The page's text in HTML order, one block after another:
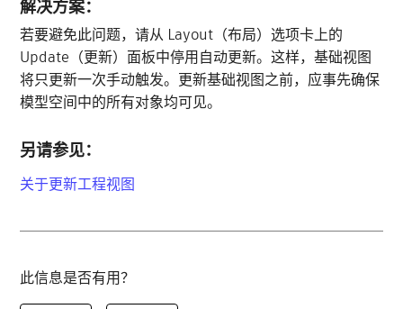
解决方案：
若要避免此问题，请从 Layout（布局）选项卡上的
Update（更新）面板中停用自动更新。这样，基础视图
将只更新一次手动触发。更新基础视图之前，应事先确保
模型空间中的所有对象均可见。
另请参见：
关于更新工程视图
此信息是否有用？